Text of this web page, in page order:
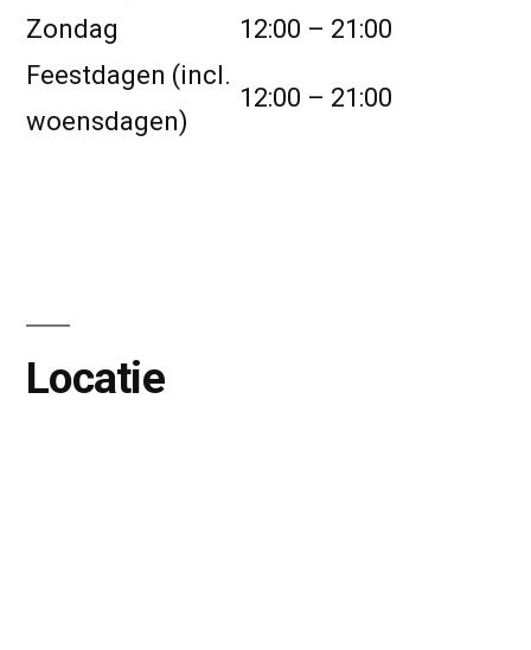
Zondag
12:00 – 21:00
Feestdagen (incl.
woensdagen)
12:00 – 21:00
Locatie